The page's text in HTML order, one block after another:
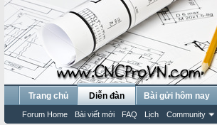
Trang chủ Diễn đàn
Forum Home Bài viết mới FAQ Lịch Community
Bài gửi hôm nay